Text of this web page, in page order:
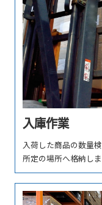
⼊庫作業
⼊荷した商品の数量
所定の場所へ格納しま